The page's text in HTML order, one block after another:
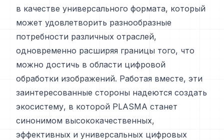
в качестве универсального формата, который
может удовлетворить разнообразные
потребности различных отраслей,
одновременно расширяя границы того, что
можно достичь в области цифровой
обработки изображений. Работая вместе, эти
заинтересованные стороны надеются создать
экосистему, в которой PLASMA станет
синонимом высококачественных,
эффективных и универсальных цифровых